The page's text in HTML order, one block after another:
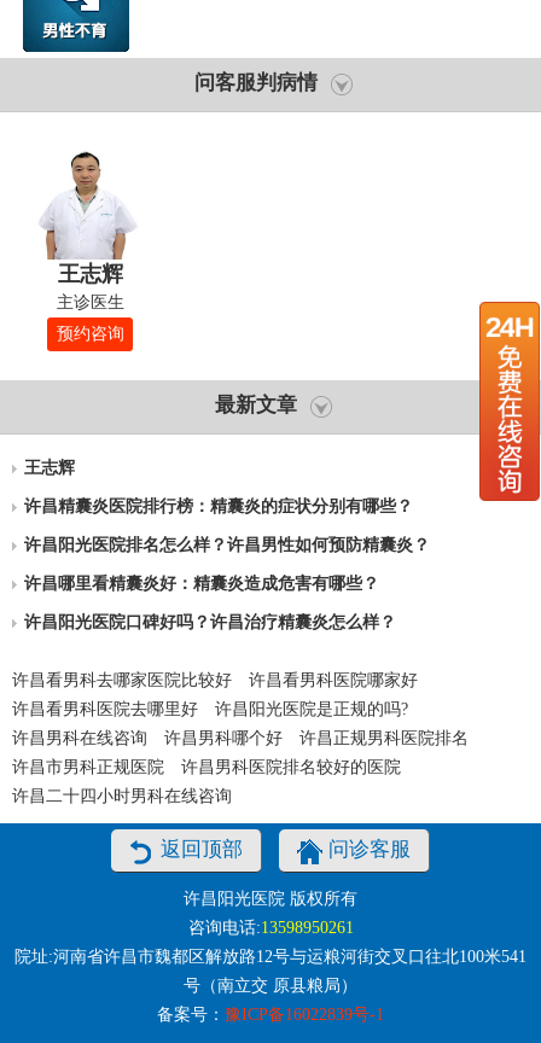
问客服判病情
王志辉
主诊医生
预约咨询
最新文章
王志辉
许昌精囊炎医院排行榜：精囊炎的症状分别有哪些？
许昌阳光医院排名怎么样？许昌男性如何预防精囊炎？
许昌哪里看精囊炎好：精囊炎造成危害有哪些？
许昌阳光医院口碑好吗？许昌治疗精囊炎怎么样？
许昌看男科去哪家医院比较好
许昌看男科医院哪家好
许昌看男科医院去哪里好
许昌阳光医院是正规的吗?
许昌男科在线咨询
许昌男科哪个好
许昌正规男科医院排名
许昌市男科正规医院
许昌男科医院排名较好的医院
许昌二十四小时男科在线咨询
返回顶部 问诊客服
许昌阳光医院 版权所有
咨询电话:13598950261
院址:河南省许昌市魏都区解放路12号与运粮河街交叉口往北100米541
号（南立交 原县粮局）
备案号： 豫ICP备16022839号-1